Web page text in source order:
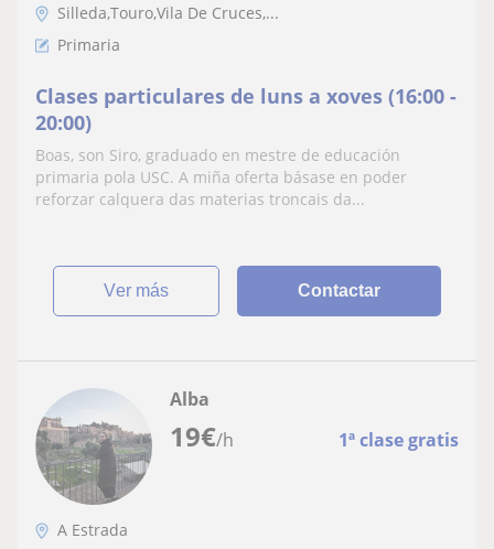
Silleda,Touro,Vila De Cruces,...
Primaria
Clases particulares de luns a xoves (16:00 -
20:00)
Boas, son Siro, graduado en mestre de educación
primaria pola USC. A miña oferta básase en poder
reforzar calquera das materias troncais da...
ver más Contactar
19€/h 1ª clase gratis
Alba
A Estrada